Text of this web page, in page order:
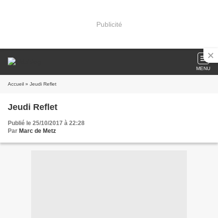
Publicité
MENU
Accueil » Jeudi Reflet
Jeudi Reflet
Publié le 25/10/2017 à 22:28
Par Marc de Metz